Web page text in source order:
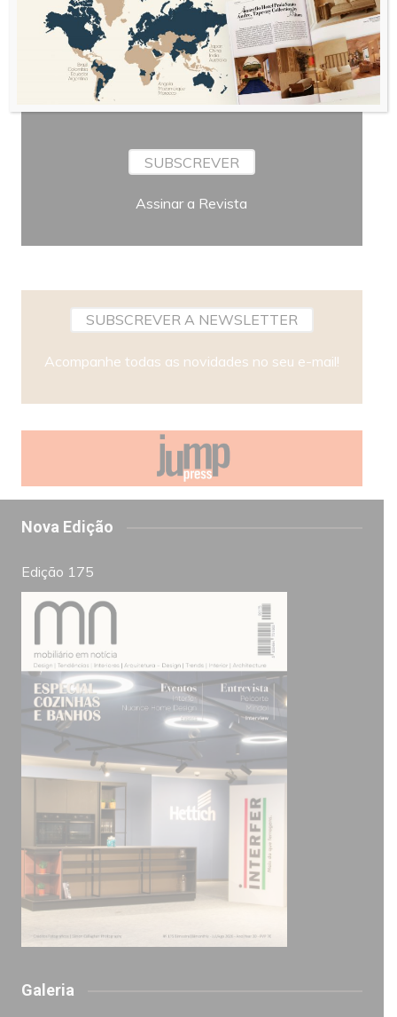
Periodicidade
SUBSCREVER
Assinar a Revista
SUBSCREVER A NEWSLETTER
Acompanhe todas as novidades no seu e-mail!
Nova Edição
Edição 175
Galeria